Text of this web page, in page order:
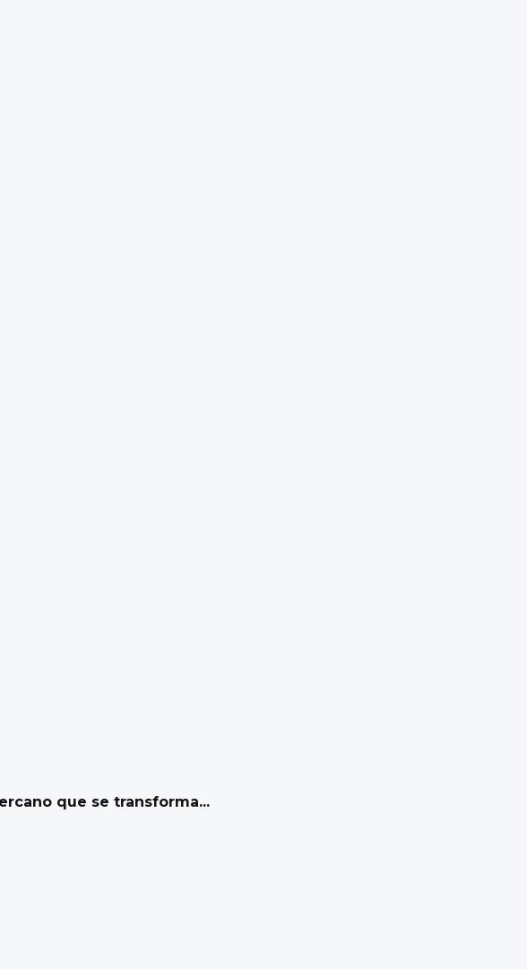
que se transforma...